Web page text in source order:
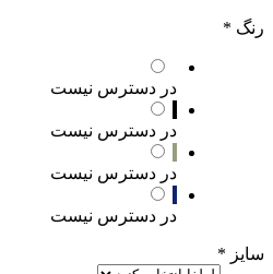
رنگ *
در دسترس نیست
در دسترس نیست
در دسترس نیست
در دسترس نیست
سایز *